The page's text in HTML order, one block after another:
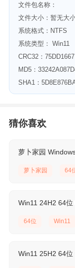
文件包名称：
文件大小：暂无大
系统格式：NTFS
系统类型： Win11
CRC32：75DD1667
MD5：
SHA1：
猜你喜欢
萝卜家园
萝卜家园 64
Win11 24H2 64位
64位 Win11
Win11 25H2 64位